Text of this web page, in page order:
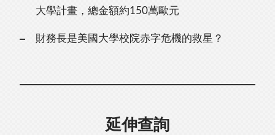
大學計畫，總金額約150萬歐元
財務長是美國大學校院赤字危機的救星？
延伸查詢